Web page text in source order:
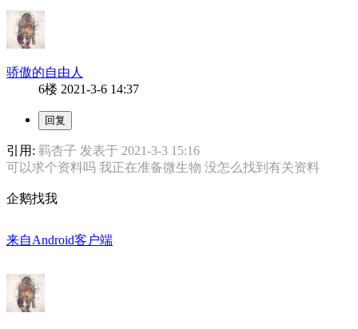
骄傲的自由人
6楼 2021-3-6 14:37
引用: 羁杏子 发表于 2021-3-3 15:16
可以求个资料吗 我正在准备微生物 没怎么找到有关资料
企鹅找我
来自Android客户端